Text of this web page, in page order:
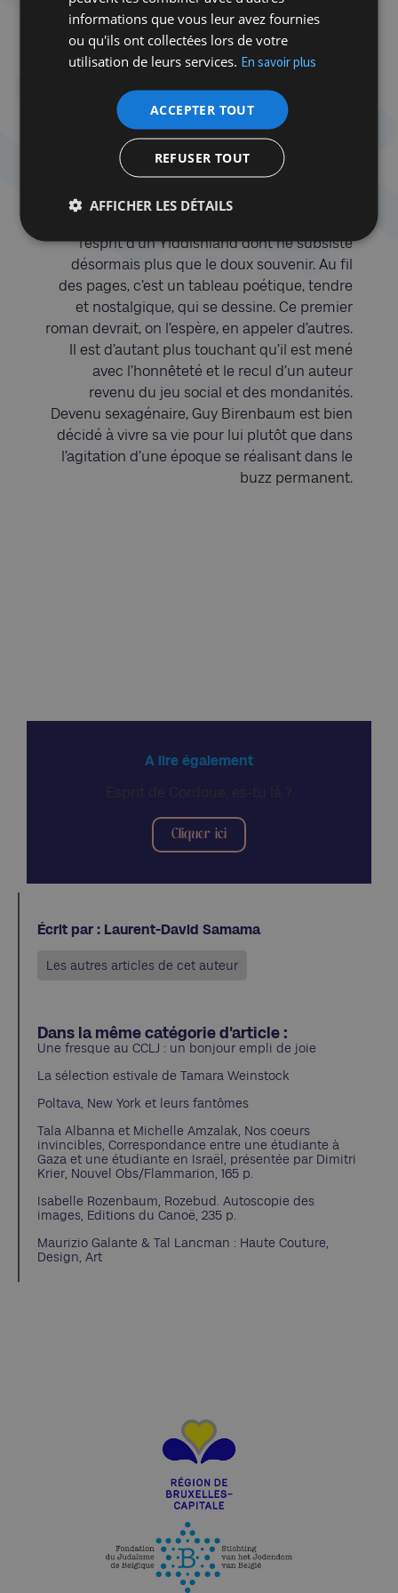
fulgurants, prenant la forme d’un puzzle aux
pièces enchevêtrées. On y trouve le récit
touchant des années 60 et 70 avec leur
euphorie, leur drôlerie, leur ennui propice au
développement d’un imaginaire fécond. On y
lit l’éveil à la culture et la politique d’un
parisien qui prend l’air au bord des plages de
Normandie. En guise de fil rouge, l’auteur
raconte sa vie de famille, grands-mères et
l’esprit d’un Yiddishland dont ne subsiste
désormais plus que le doux souvenir. Au fil
des pages, c’est un tableau poétique, tendre
et nostalgique, qui se dessine. Ce premier
roman devrait, on l’espère, en appeler d’autres.
Il est d’autant plus touchant qu’il est mené
avec l’honnêteté et le recul d’un auteur
revenu du jeu social et des mondanités.
Devenu sexagénaire, Guy Birenbaum est bien
décidé à vivre sa vie pour lui plutôt que dans
l’agitation d’une époque se réalisant dans le
buzz permanent.
A lire également
Cliquer ici
Écrit par : Laurent-David Samama
Les autres articles de cet auteur
Dans la même catégorie d'article :
Une fresque au CCLJ : un bonjour empli de joie
La sélection estivale de Tamara Weinstock
Poltava, New York et leurs fantômes
Tala Albanna et Michelle Amzalak, Nos coeurs
invincibles, Correspondance entre une étudiante à
Gaza et une étudiante en Israël, présentée par Dimitri
Krier, Nouvel Obs/Flammarion, 165 p.
Isabelle Rozenbaum, Rozebud. Autoscopie des
images, Editions du Canoë, 235 p.
Maurizio Galante & Tal Lancman : Haute Couture,
Design, Art
informations que vous leur avez fournies
ou qu'ils ont collectées lors de votre
utilisation de leurs services. En savoir plus
ACCEPTER TOUT
REFUSER TOUT
AFFICHER LES DÉTAILS